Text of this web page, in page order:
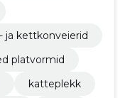
ja kettkonveierid
platvormid
katteplekk